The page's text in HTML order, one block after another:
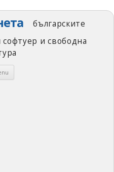
българските
софтуер и свободна
Skip